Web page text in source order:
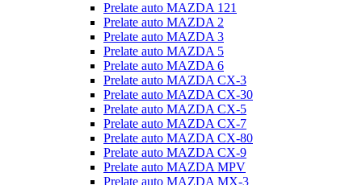
Prelate auto MAZDA 121
Prelate auto MAZDA 2
Prelate auto MAZDA 3
Prelate auto MAZDA 5
Prelate auto MAZDA 6
Prelate auto MAZDA CX-3
Prelate auto MAZDA CX-30
Prelate auto MAZDA CX-5
Prelate auto MAZDA CX-7
Prelate auto MAZDA CX-80
Prelate auto MAZDA CX-9
Prelate auto MAZDA MPV
Prelate auto MAZDA MX-3